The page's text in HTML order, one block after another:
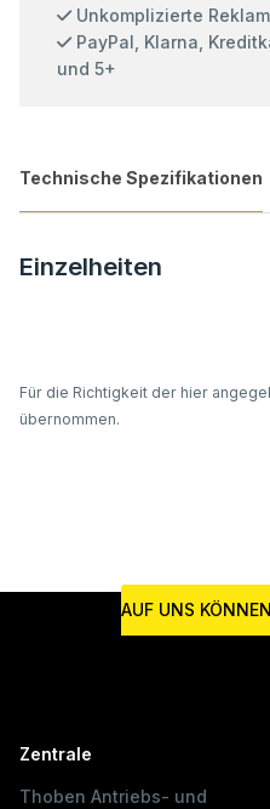
Unkomplizierte
PayPal, Klarna,
und 5+
Technische Spezifikationen
Einzelheiten
Für die Richtigkeit der hier
übernommen.
AUF UNS
Zentrale
Thoben Antriebs- und